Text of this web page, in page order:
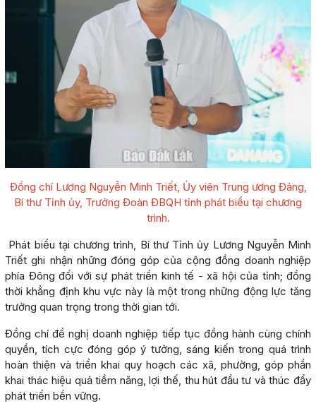
Đồng chí Lương Nguyễn Minh Triết, Ủy viên Trung ương Đảng,
Bí thư Tỉnh ủy, Trưởng Đoàn ĐBQH tỉnh phát biểu tại chương
trình.
Phát biểu tại chương trình, Bí thư Tỉnh ủy Lương Nguyễn Minh
Triết ghi nhận những đóng góp của cộng đồng doanh nghiệp
phía Đông đối với sự phát triển kinh tế - xã hội của tỉnh; đồng
thời khẳng định khu vực này là một trong những động lực tăng
trưởng quan trọng trong thời gian tới.
Đồng chí đề nghị doanh nghiệp tiếp tục đồng hành cùng chính
quyền, tích cực đóng góp ý tưởng, sáng kiến trong quá trình
hoàn thiện và triển khai quy hoạch các xã, phường, góp phần
khai thác hiệu quả tiềm năng, lợi thế, thu hút đầu tư và thúc đẩy
phát triển bền vững.